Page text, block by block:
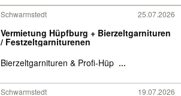
Schwarmstedt 25.07.2026
Vermietung Hüpfburg + Bierzeltgarnituren
/ Festzeltgarniturenen
Bierzeltgarnituren & Profi-Hüp ...
Schwarmstedt 19.07.2026